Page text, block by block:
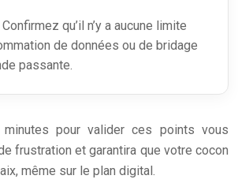
qu’il n’y a aucune limite
de données ou de bridage
passante.
minutes pour valider ces points vous
frustration et garantira que votre cocon
même sur le plan digital.